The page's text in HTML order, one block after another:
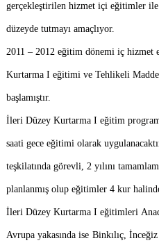
gerçekleştirilen hizmet içi eğitimler
düzeyde tutmayı amaçlıyor.
2011 – 2012 eğitim dönemi iç hizmet
Kurtarma I eğitimi ve Tehlikeli
başlamıştır.
İleri Düzey Kurtarma I eğitim
saati gece eğitimi olarak
teşkilatında görevli, 2 yılını
planlanmış olup eğitimler 4 kur
İleri Düzey Kurtarma I eğitimleri
Avrupa yakasında ise Binkılıç,